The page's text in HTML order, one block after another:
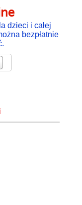
dzieci i całej
bezpłatnie